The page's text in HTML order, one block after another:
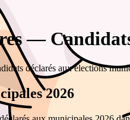
—
déclarés aux élections
2026